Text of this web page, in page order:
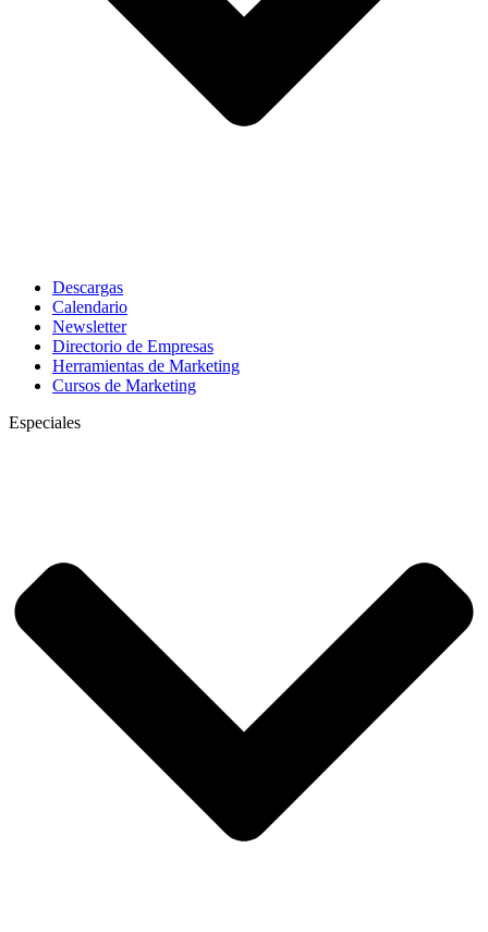
Descargas
Calendario
Newsletter
Directorio de Empresas
Herramientas de Marketing
Cursos de Marketing
Especiales